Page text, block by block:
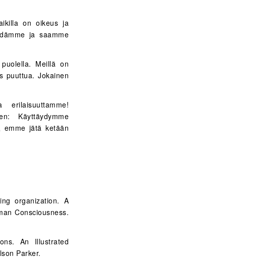
on oikeus ja
ja saamme
Meillä on
puuttua. Jokainen
erilaisuuttamme!
Käyttäydymme
emme jätä ketään
organization. A
Consciousness.
An Illustrated
Parker.